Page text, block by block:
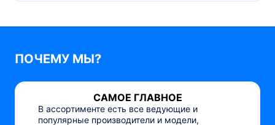
ПОЧЕМУ МЫ?
САМОЕ ГЛАВНОЕ
В ассортименте есть все ведующие и
популярные производители и модели,